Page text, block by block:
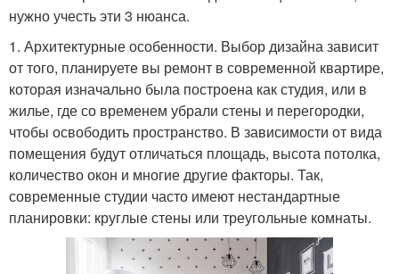
нужно учесть эти 3 нюанса.
1. Архитектурные особенности. Выбор дизайна зависит
от того, планируете вы ремонт в современной квартире,
которая изначально была построена как студия, или в
жилье, где со временем убрали стены и перегородки,
чтобы освободить пространство. В зависимости от вида
помещения будут отличаться площадь, высота потолка,
количество окон и многие другие факторы. Так,
современные студии часто имеют нестандартные
планировки: круглые стены или треугольные комнаты.